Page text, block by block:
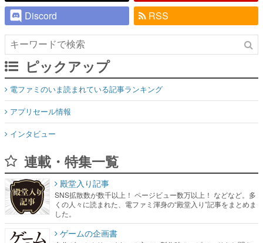
Discord
RSS
ピックアップ
電ファミのいま読まれている記事ランキング
アプリセール情報
インタビュー
連載・特集一覧
殿堂入り記事
SNS拡散数が数千以上！ ページビュー数万以上！ などなど。多
くの人々に読まれた、電ファミ渾身の“殿堂入り”記事をまとめま
した。
ゲームの企画書